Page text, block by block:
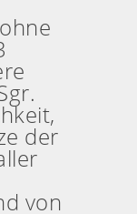
der
von